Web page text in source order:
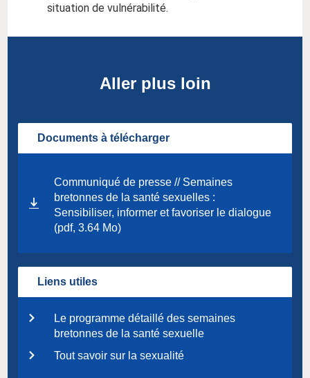
situation de vulnérabilité.
Aller plus loin
Documents à télécharger
Communiqué de presse // Semaines
bretonnes de la santé sexuelles :
Sensibiliser, informer et favoriser le dialogue
(pdf, 3.64 Mo)
Liens utiles
Le programme détaillé des semaines
bretonnes de la santé sexuelle
Tout savoir sur la sexualité